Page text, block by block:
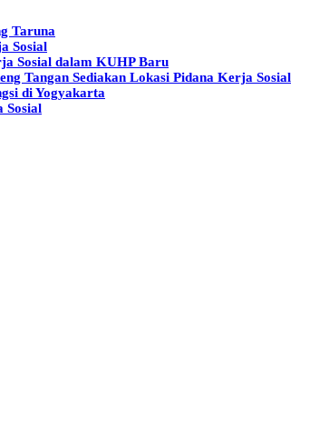
Taruna
Sosial
Sosial dalam KUHP Baru
Tangan Sediakan Lokasi Pidana Kerja Sosial
di Yogyakarta
Sosial